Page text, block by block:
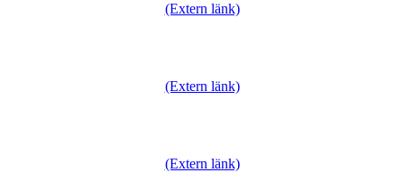
(Extern länk)
(Extern länk)
(Extern länk)